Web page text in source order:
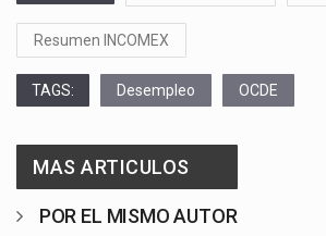
Resumen INCOMEX
TAGS: Desempleo OCDE
MAS ARTICULOS
POR EL MISMO AUTOR